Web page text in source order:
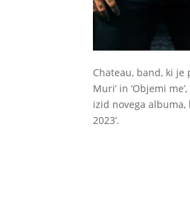
Chateau, band, ki
Muri’ in ‘Objemi
izid novega
2023’.